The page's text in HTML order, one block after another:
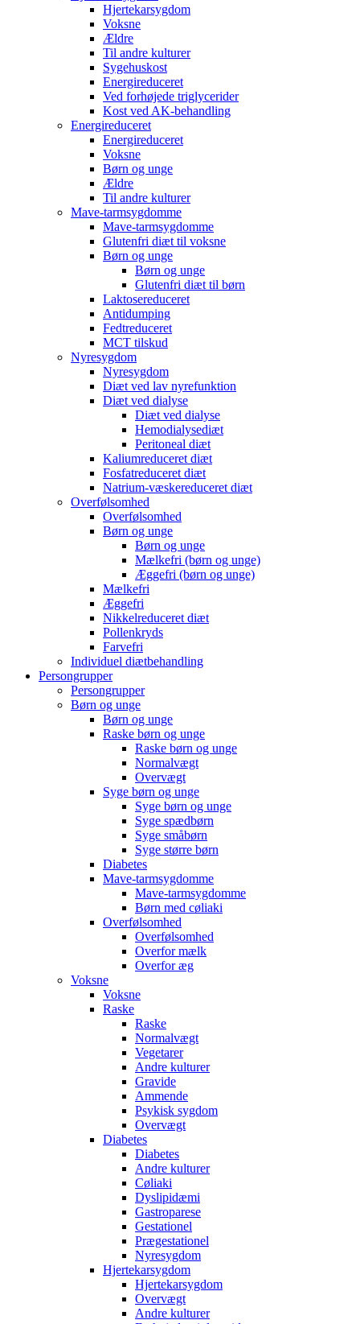
Hjertekarsygdom
Voksne
Ældre
Til andre kulturer
Sygehuskost
Energireduceret
Ved forhøjede triglycerider
Kost ved AK-behandling
Energireduceret
Energireduceret
Voksne
Børn og unge
Ældre
Til andre kulturer
Mave-tarmsygdomme
Mave-tarmsygdomme
Glutenfri diæt til voksne
Børn og unge
Børn og unge
Glutenfri diæt til børn
Laktosereduceret
Antidumping
Fedtreduceret
MCT tilskud
Nyresygdom
Nyresygdom
Diæt ved lav nyrefunktion
Diæt ved dialyse
Diæt ved dialyse
Hemodialysediæt
Peritoneal diæt
Kaliumreduceret diæt
Fosfatreduceret diæt
Natrium-væskereduceret diæt
Overfølsomhed
Overfølsomhed
Børn og unge
Børn og unge
Mælkefri (børn og unge)
Æggefri (børn og unge)
Mælkefri
Æggefri
Nikkelreduceret diæt
Pollenkryds
Farvefri
Individuel diætbehandling
Persongrupper
Persongrupper
Børn og unge
Børn og unge
Raske børn og unge
Raske børn og unge
Normalvægt
Overvægt
Syge børn og unge
Syge børn og unge
Syge spædbørn
Syge småbørn
Syge større børn
Diabetes
Mave-tarmsygdomme
Mave-tarmsygdomme
Børn med cøliaki
Overfølsomhed
Overfølsomhed
Overfor mælk
Overfor æg
Voksne
Voksne
Raske
Raske
Normalvægt
Vegetarer
Andre kulturer
Gravide
Ammende
Psykisk sygdom
Overvægt
Diabetes
Diabetes
Andre kulturer
Cøliaki
Dyslipidæmi
Gastroparese
Gestationel
Prægestationel
Nyresygdom
Hjertekarsygdom
Hjertekarsygdom
Overvægt
Andre kulturer